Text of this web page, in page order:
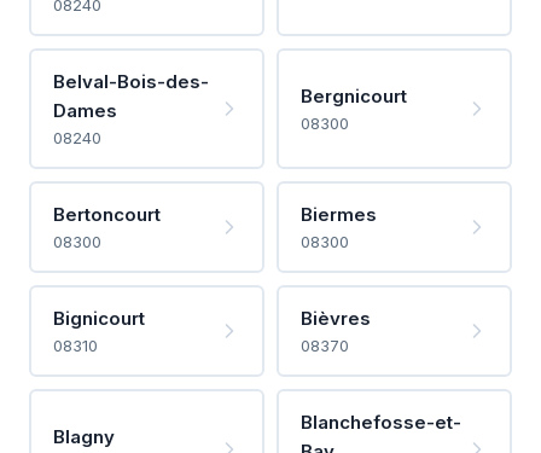
08240
Belval-Bois-des-
Dames
08240
Bergnicourt
08300
Bertoncourt
08300
Biermes
08300
Bignicourt
08310
Bièvres
08370
Blagny
Blanchefosse-et-